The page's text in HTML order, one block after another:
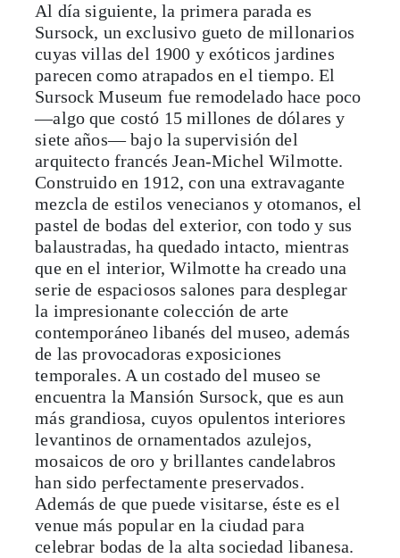
Al día siguiente, la primera parada es
Sursock, un exclusivo gueto de millonarios
cuyas villas del 1900 y exóticos jardines
parecen como atrapados en el tiempo. El
Sursock Museum fue remodelado hace poco
—algo que costó 15 millones de dólares y
siete años— bajo la supervisión del
arquitecto francés Jean-Michel Wilmotte.
Construido en 1912, con una extravagante
mezcla de estilos venecianos y otomanos, el
pastel de bodas del exterior, con todo y sus
balaustradas, ha quedado intacto, mientras
que en el interior, Wilmotte ha creado una
serie de espaciosos salones para desplegar
la impresionante colección de arte
contemporáneo libanés del museo, además
de las provocadoras exposiciones
temporales. A un costado del museo se
encuentra la Mansión Sursock, que es aun
más grandiosa, cuyos opulentos interiores
levantinos de ornamentados azulejos,
mosaicos de oro y brillantes candelabros
han sido perfectamente preservados.
Además de que puede visitarse, éste es el
venue más popular en la ciudad para
celebrar bodas de la alta sociedad libanesa.